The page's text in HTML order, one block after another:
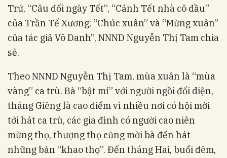
Trứ, “Câu đối ngày Tết”, “Cảnh Tết nhà cô đầu”
của Trần Tế Xương; “Chúc xuân” và “Mừng xuân”
của tác giả Vô Danh”, NNND Nguyễn Thị Tam chia
sẻ.
Theo NNND Nguyễn Thị Tam, mùa xuân là “mùa
vàng” ca trù. Bà “bật mí” với người ngồi đối diện,
tháng Giêng là cao điểm vì nhiều nơi có hội mời
tới hát ca trù, các gia đình có người cao niên
mừng thọ, thượng thọ cũng mời bà đến hát
những bản “khao thọ”. Đến tháng Hai, buổi đêm,